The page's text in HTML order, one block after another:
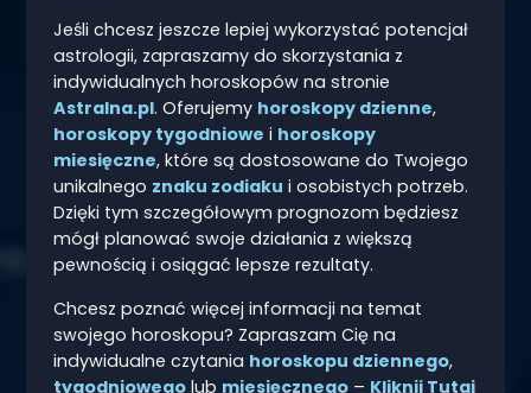
Jeśli chcesz jeszcze lepiej wykorzystać potencjał
astrologii, zapraszamy do skorzystania z
indywidualnych horoskopów na stronie
Astralna.pl. Oferujemy horoskopy dzienne,
horoskopy tygodniowe i horoskopy
miesięczne, które są dostosowane do Twojego
unikalnego znaku zodiaku i osobistych potrzeb.
Dzięki tym szczegółowym prognozom będziesz
mógł planować swoje działania z większą
pewnością i osiągać lepsze rezultaty.
Chcesz poznać więcej informacji na temat
swojego horoskopu? Zapraszam Cię na
indywidualne czytania horoskopu dziennego,
tygodniowegolub miesięcznego– Kliknij Tutaj